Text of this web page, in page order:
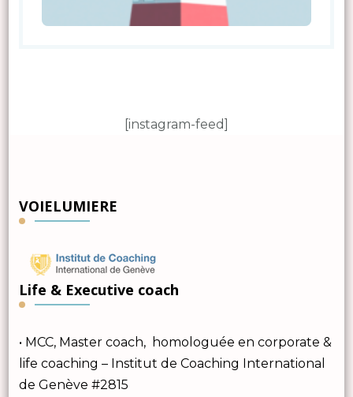
[instagram-feed]
VOIELUMIERE
Life & Executive coach
• MCC, Master coach, homologuée en corporate &
life coaching – Institut de Coaching International
de Genève #2815